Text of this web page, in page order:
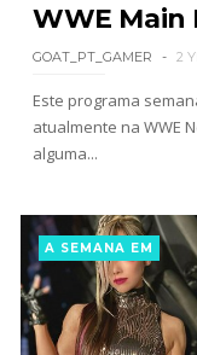
TNA: Elayna
combate pelo
SCSA867-
WWE: Brock
WrestleMania 43
SCSA867-Aug 07
WWE Main
GOAT_PT_GAMER 2
Este programa
atualmente na WWE
alguma...
A SEMANA EM